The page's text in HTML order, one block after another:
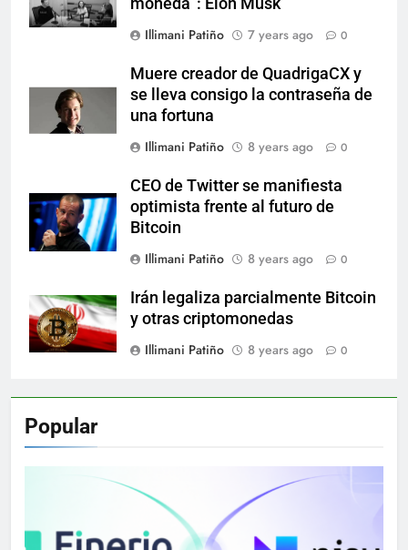
Illimani Patiño
7 years ago 0
Muere creador de QuadrigaCX y
se lleva consigo la contraseña de
una fortuna
Illimani Patiño
8 years ago 0
CEO de Twitter se manifiesta
optimista frente al futuro de
Bitcoin
Illimani Patiño
8 years ago 0
Irán legaliza parcialmente Bitcoin
y otras criptomonedas
Illimani Patiño
8 years ago 0
Popular